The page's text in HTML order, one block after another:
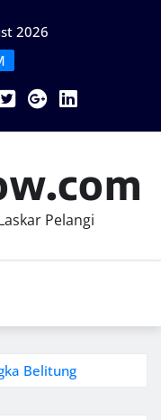
2026
Pelangi
Belitung